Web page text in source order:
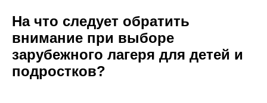
На что следует обратить
внимание при выборе
зарубежного лагеря для детей и
подростков?